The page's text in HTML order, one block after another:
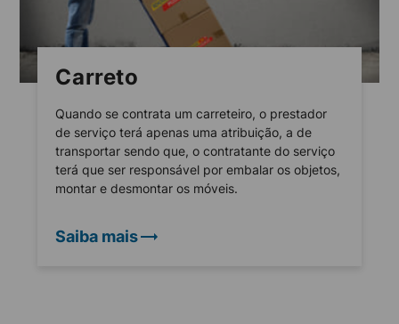
Carreto
Quando se contrata um carreteiro, o prestador
de serviço terá apenas uma atribuição, a de
transportar sendo que, o contratante do serviço
terá que ser responsável por embalar os objetos,
montar e desmontar os móveis.
Saiba mais